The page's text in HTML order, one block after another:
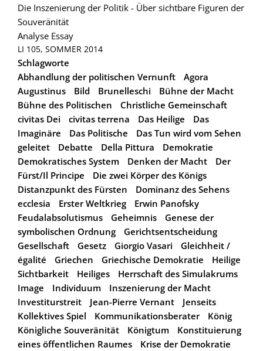
Die Inszenierung der Politik - Über sichtbare Figuren der
Souveränität
Analyse Essay
LI 105, SOMMER 2014
Schlagworte
Abhandlung der politischen Vernunft
Agora
Augustinus
Bild Brunelleschi
Bühne der Macht
Bühne des Politischen
Christliche Gemeinschaft
civitas Dei
civitas terrena Das Heilige
Das
Imaginäre
Das Politische
Das Tun wird vom Sehen
geleitet
Debatte Della Pittura
Demokratie
Demokratisches System
Denken der Macht
Der
Fürst/Il Principe
Die zwei Körper des Königs
Distanzpunkt des Fürsten
Dominanz des Sehens
ecclesia
Erster Weltkrieg
Erwin Panofsky
Feudalabsolutismus
Geheimnis
Genese der
symbolischen Ordnung
Gerichtsentscheidung
Gesellschaft
Gesetz Giorgio Vasari
Gleichheit /
égalité
Griechen Griechische Demokratie
Heilige
Sichtbarkeit
Heiliges
Herrschaft des Simulakrums
Image
Individuum
Inszenierung der Macht
Investiturstreit
Jean-Pierre Vernant
Jenseits
Kollektives Spiel
Kommunikationsberater
König
Königliche Souveränität
Königtum
Konstituierung
eines öffentlichen Raumes
Krise der Demokratie